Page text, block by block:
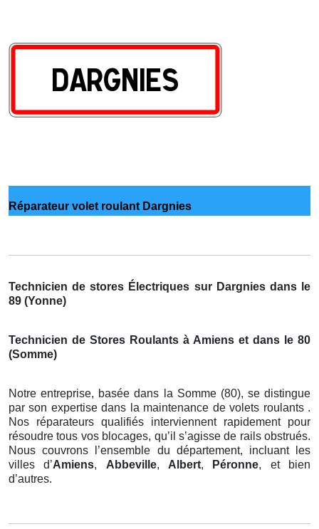
Réparateur volet roulant Dargnies
Technicien de stores Électriques sur Dargnies dans le
89 (Yonne)
Technicien de Stores Roulants à Amiens et dans le 80
(Somme)
Notre entreprise, basée dans la Somme (80), se distingue
par son expertise dans la maintenance de volets roulants .
Nos réparateurs qualifiés interviennent rapidement pour
résoudre tous vos blocages, qu’il s’agisse de rails obstrués.
Nous couvrons l’ensemble du département, incluant les
villes d’Amiens, Abbeville, Albert, Péronne, et bien
d’autres.